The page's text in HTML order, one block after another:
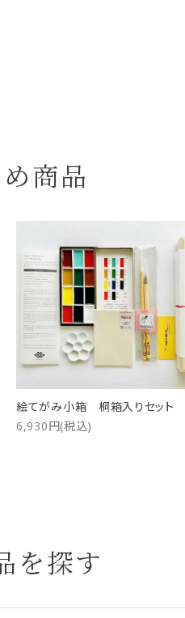
商品
絵てがみ小箱 桐箱入りセット
6,930円(税込)
を探す